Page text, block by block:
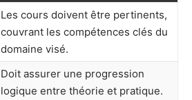
Les cours doivent être pertinents,
couvrant les compétences clés du
domaine visé.
Doit assurer une progression
logique entre théorie et pratique.